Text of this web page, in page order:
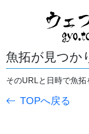
魚拓が見つか
そのURLと日時で魚拓
TOPへ戻る